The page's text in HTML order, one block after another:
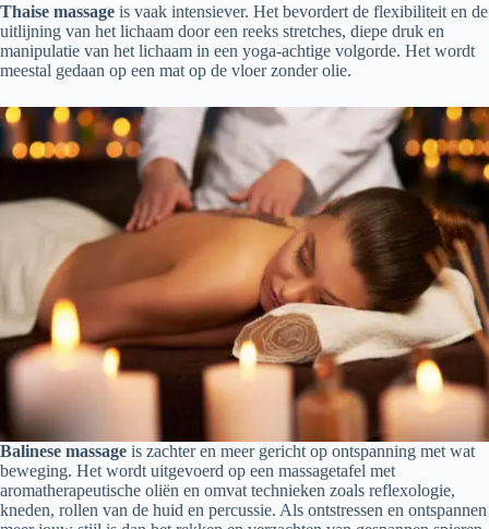
Thaise massage is vaak intensiever. Het bevordert de flexibiliteit en de
uitlijning van het lichaam door een reeks stretches, diepe druk en
manipulatie van het lichaam in een yoga-achtige volgorde. Het wordt
meestal gedaan op een mat op de vloer zonder olie.
Balinese massage is zachter en meer gericht op ontspanning met wat
beweging. Het wordt uitgevoerd op een massagetafel met
aromatherapeutische oliën en omvat technieken zoals reflexologie,
kneden, rollen van de huid en percussie. Als ontstressen en ontspannen